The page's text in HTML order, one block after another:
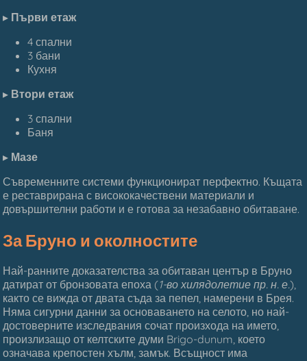
▸ Първи етаж
4 спални
3 бани
Кухня
▸ Втори етаж
3 спални
Баня
▸ Мазе
Съвременните системи функционират перфектно. Къщата
е реставрирана с висококачествени материали и
довършителни работи и е готова за незабавно обитаване.
За Бруно и околностите
Най-ранните доказателства за обитаван център в Бруно
датират от бронзовата епоха (1-во хилядолетие пр. н. е.),
както се вижда от двата съда за пепел, намерени в Брея.
Няма сигурни данни за основаването на селото, но най-
достоверните изследвания сочат произхода на името,
произлизащо от келтските думи Brigo-dunum, което
означава крепостен хълм, замък. Всъщност има